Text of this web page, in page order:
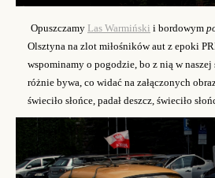
Opuszczamy Las Warmiński i bordowym p
Olsztyna na zlot miłośnikówaut z epoki
wspominamy o pogodzie, bo z nią w
różnie bywa, co widać na załączonych
świeciło słońce, padał deszcz , świeciło